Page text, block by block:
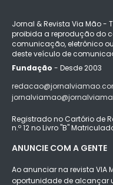
Jornal & Revista Via Mão -
proibida a reprodução do
comunicação, eletrônico
deste veículo de
Fundação - Desde 2003
Registrado no Cartório de
n.º 12 no Livro "B"
ANUNCIE COM A GENTE
Ao anunciar na revista VIA
oportunidade de alcançar